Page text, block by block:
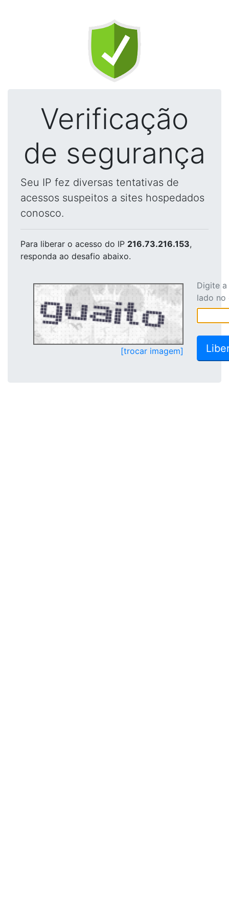
Verificação
de segurança
Seu IP fez diversas tentativas de
acessos suspeitos a sites hospedados
conosco.
Para liberar o acesso do IP 216.73.216.153,
responda ao desafio abaixo.
[trocar imagem]
Digite
lado no